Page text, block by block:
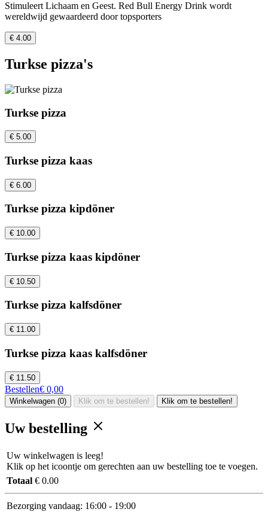
Stimuleert Lichaam en Geest. Red Bull Energy Drink wordt
wereldwijd gewaardeerd door topsporters
€ 4.00
Turkse pizza's
Turkse pizza
€ 5.00
Turkse pizza kaas
€ 6.00
Turkse pizza kipdöner
€ 10.00
Turkse pizza kaas kipdöner
€ 10.50
Turkse pizza kalfsdöner
€ 11.00
Turkse pizza kaas kalfsdöner
€ 11.50
Bestellen€ 0,00
Winkelwagen (0) Klik om te bestellen! Klik om te bestellen!
Uw bestelling
Uw winkelwagen is leeg!
Klik op het icoontje om gerechten aan uw bestelling toe te voegen.
Totaal € 0.00
Bezorging vandaag: 16:00 - 19:00